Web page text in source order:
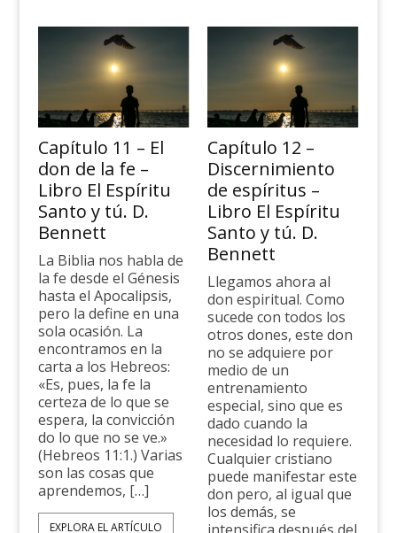
Capítulo 11 – El
don de la fe –
Libro El Espíritu
Santo y tú. D.
Bennett
La Biblia nos habla de
la fe desde el Génesis
hasta el Apocalipsis,
pero la define en una
sola ocasión. La
encontramos en la
carta a los Hebreos:
«Es, pues, la fe la
certeza de lo que se
espera, la convicción
do lo que no se ve.»
(Hebreos 11:1.) Varias
son las cosas que
aprendemos, […]
EXPLORA EL ARTÍCULO
Capítulo 12 –
Discernimiento
de espíritus –
Libro El Espíritu
Santo y tú. D.
Bennett
Llegamos ahora al
don espiritual. Como
sucede con todos los
otros dones, este don
no se adquiere por
medio de un
entrenamiento
especial, sino que es
dado cuando la
necesidad lo requiere.
Cualquier cristiano
puede manifestar este
don pero, al igual que
los de­más, se